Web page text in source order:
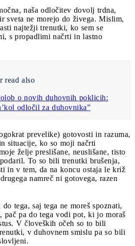
naša odločitev dovolj trdna,
sveta ne morejo do živega. Mislim,
najtežji trenutki, ko sem se
s propadlimi načrti in lastno
o novih duhovnih poklicih:
odločil za duhovnika”
prevelike) gotovosti in razuma,
situacije, ko so moji načrti
želje preslišane, neuslišane, tisto
To so bili trenutki brušenja,
in v tem, da na koncu ostaja le križ
namreč ni gotovega, razen
tega, saj tega ne moreš spoznati,
pač pa do tega vodi pot, ki jo moraš
V človeških očeh so to bili
v duhovnem smislu pa so bili